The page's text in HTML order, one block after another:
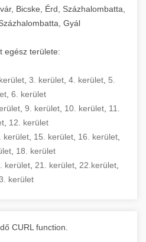
Bicske, Érd, Százhalombatta,
Gyál
egész területe:
3. kerület 4. kerület 5.
6. kerület
, 9. kerület, 10. kerület, 11.
12. kerület
kerület 15. kerület 16. kerület
18. kerület
kerület 21. kerület 22.kerület
kerület
CURL function.